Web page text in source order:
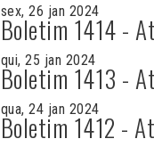
sex, 26 jan 2024
Boletim 1414 -
qui, 25 jan 2024
Boletim 1413 -
qua, 24 jan 2024
Boletim 1412 -